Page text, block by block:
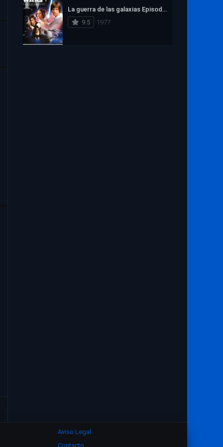
1969 1968
1966
La guerra de las galaxias Episodio IV: Una nueva esperanza
9.5
1977
Aviso Legal
Contacto